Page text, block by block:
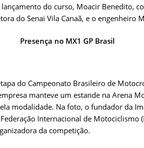
do curso, Moacir Benedito,
do Senai Vila Canaã, e o engenheiro
Presença no MX1 GP Brasil
do Campeonato Brasileiro de
manteve um estande na Arena
modalidade. Na foto, o fundador da
Internacional de Motociclismo
da competição.